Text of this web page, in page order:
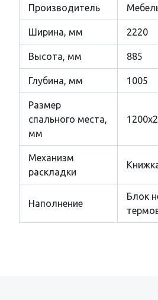
Производитель
Ширина, мм 2220
Высота, мм 885
Глубина, мм 1005
Размер
cпального места,
мм
Механизм
раскладки
Наполнение
Блок